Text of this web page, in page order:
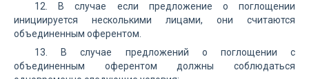
12. В случае если предложение о поглощении
инициируется несколькими лицами, они считаются
объединенным оферентом.
13. В случае предложений о поглощении с
объединенным оферентом должны соблюдаться